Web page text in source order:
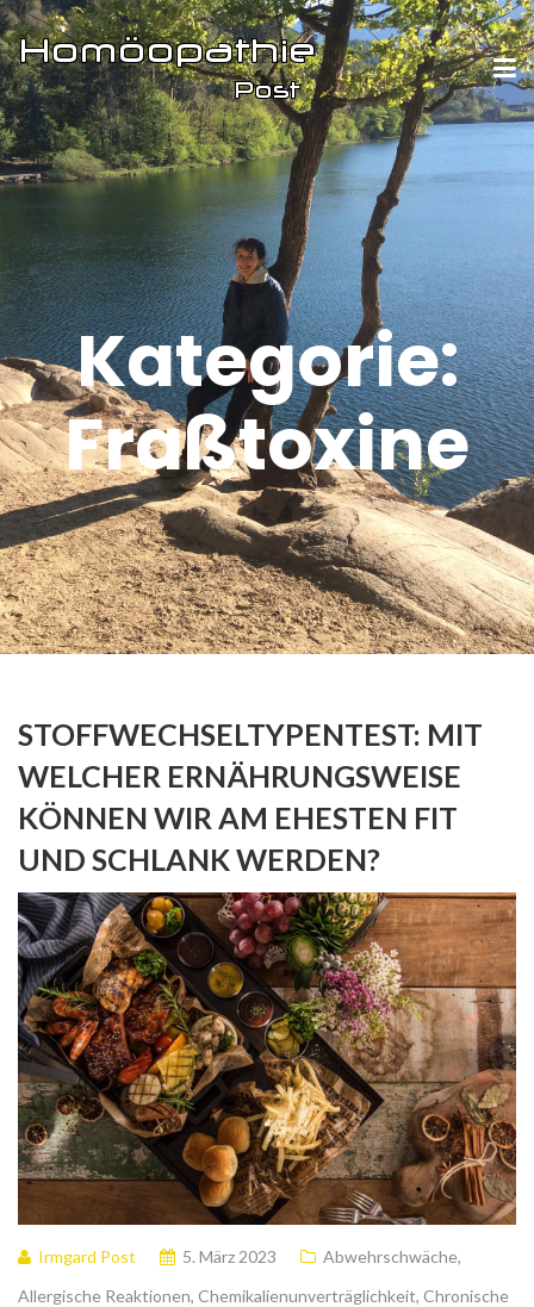
Kategorie:
Fraßtoxine
STOFFWECHSELTYPENTEST: MIT
WELCHER ERNÄHRUNGSWEISE
KÖNNEN WIR AM EHESTEN FIT
UND SCHLANK WERDEN?
Irmgard Post 5. März 2023 Abwehrschwäche,
Allergische Reaktionen, Chemikalienunverträglichkeit, Chronische